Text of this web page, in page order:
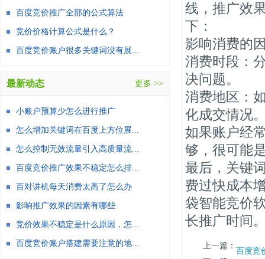
线，推广效
下：
影响消费的
消费时段：
决问题。
消费地区：
化成交情况
如果账户经
够，很可能
最后，关键
费过快成本
袋智能竞价
长推广时间
上一篇： 百度竞
百度竞价推广全部的公式算法
竞价价格计算公式是什么？
百度竞价账户很多关键词没有展...
最新动态 更多 >>
小账户预算少怎么进行推广
怎么增加关键词在百度上方位展...
怎么控制无效流量引入高质量流...
百度竞价推广效果不稳定怎么排...
百对讲机每天消费太高了怎么办
影响推广效果的因素有哪些
竞价效果不稳定是什么原因，怎...
百度竞价账户搭建需要注意的地...